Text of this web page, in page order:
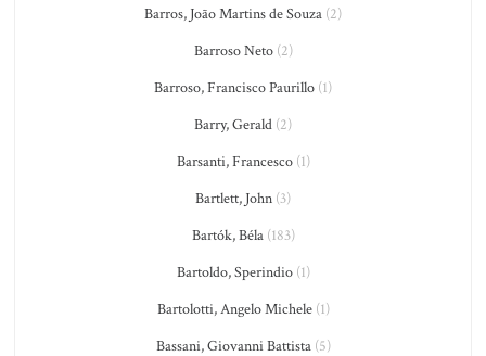
Barros, João Martins de Souza (2)
Barroso Neto(2)
Barroso, Francisco Paurillo (1)
Barry, Gerald (2)
Barsanti, Francesco(1)
Bartlett, John (3)
Bartók, Béla(183)
Bartoldo, Sperindio(1)
Bartolotti, Angelo Michele(1)
Bassani, Giovanni Battista(5)